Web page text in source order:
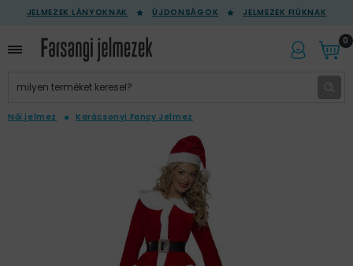
JELMEZEK LÁNYOKNAK ÚJDONSÁGOK JELMEZEK FIÚKNAK
0
Női jelmez Karácsonyi Fancy Jelmez